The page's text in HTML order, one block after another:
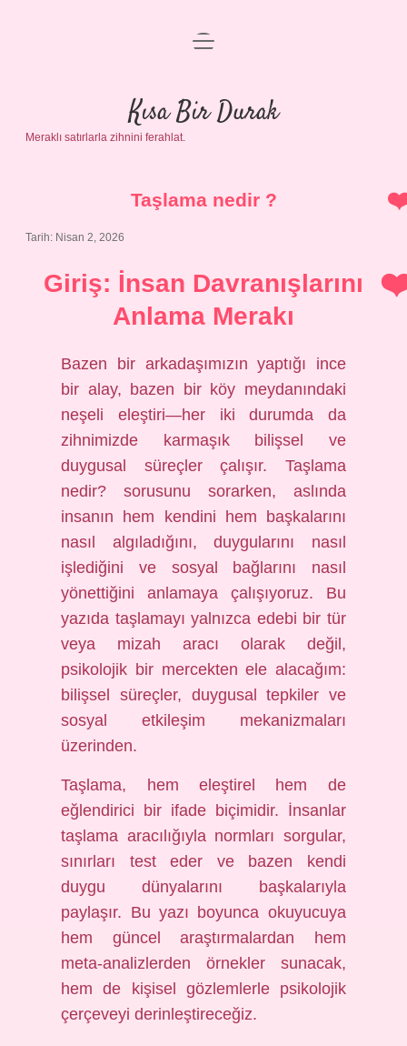
Anasayfa
Gizlilik Politikası
Yasal Uyarı
menüyü
Kısa Bir Durak
Meraklı satırlarla zihnini ferahlat.
Taşlama nedir ?
Tarih: Nisan 2, 2026
Giriş: İnsan Davranışlarını
Anlama Merakı
Bazen bir arkadaşımızın yaptığı ince
bir alay, bazen bir köy meydanındaki
neşeli eleştiri—her iki durumda da
zihnimizde karmaşık bilişsel ve
duygusal süreçler çalışır. Taşlama
nedir? sorusunu sorarken, aslında
insanın hem kendini hem başkalarını
nasıl algıladığını, duygularını nasıl
işlediğini ve sosyal bağlarını nasıl
yönettiğini anlamaya çalışıyoruz. Bu
yazıda taşlamayı yalnızca edebi bir tür
veya mizah aracı olarak değil,
psikolojik bir mercekten ele alacağım:
bilişsel süreçler, duygusal tepkiler ve
sosyal etkileşim mekanizmaları
üzerinden.
Taşlama, hem eleştirel hem de
eğlendirici bir ifade biçimidir. İnsanlar
taşlama aracılığıyla normları sorgular,
sınırları test eder ve bazen kendi
duygu dünyalarını başkalarıyla
paylaşır. Bu yazı boyunca okuyucuya
hem güncel araştırmalardan hem
meta-analizlerden örnekler sunacak,
hem de kişisel gözlemlerle psikolojik
çerçeveyi derinleştireceğiz.